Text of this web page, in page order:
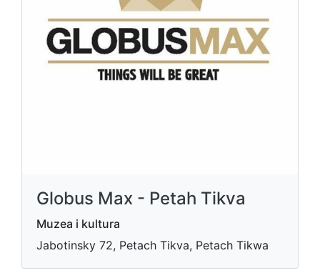
Globus Max - Petah Tikva
Muzea i kultura
Jabotinsky 72, Petach Tikva, Petach Tikwa